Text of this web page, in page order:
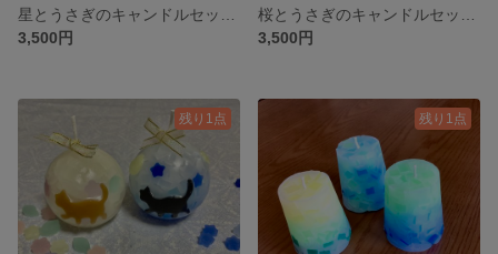
3,500円
3,500円
残り1点 残り1点